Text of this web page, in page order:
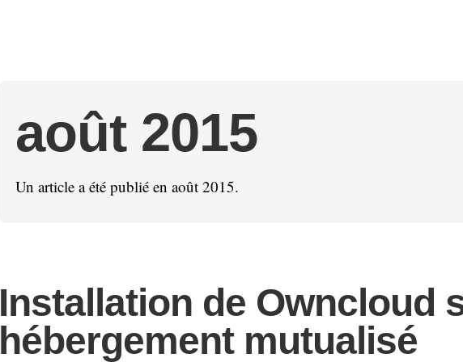
août 2015
Un article a été publié en août 2015.
Installation de Owncloud
hébergement mutualisé